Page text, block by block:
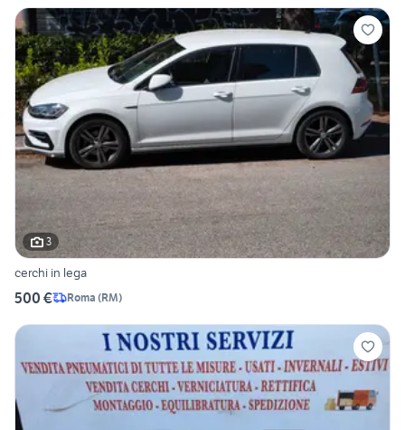
3
cerchi in lega
500 € Roma (RM)